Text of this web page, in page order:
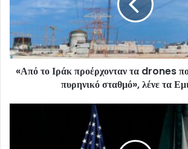
«Από το Ιράκ προέρχονταν τα drones
πυρηνικό σταθμό», λένε τα